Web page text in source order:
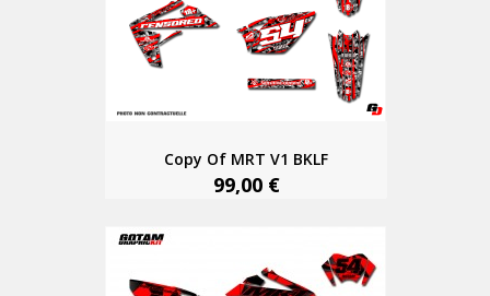
Copy Of MRT V1 BKLF
99,00 €